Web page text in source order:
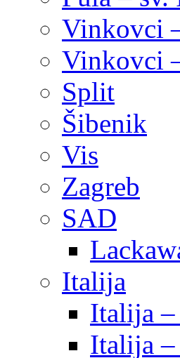
Vinkovci
Vinkovci
Split
Šibenik
Vis
Zagreb
SAD
Italija
Italija
Italija –